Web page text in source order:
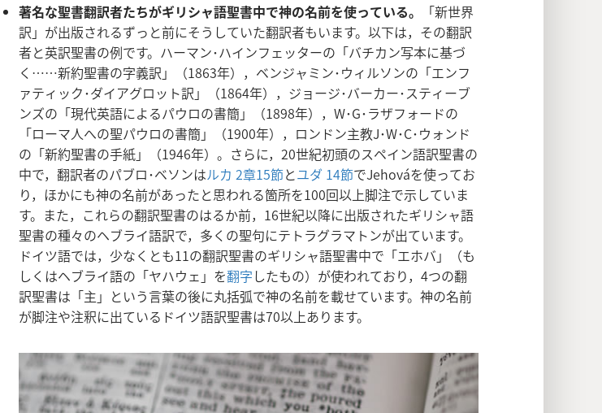
著名な聖書翻訳者たちがギリシャ語聖書中で神の名前を使っている。
「新世界
訳」が出版されるずっと前にそうしていた翻訳者もいます。以下は，その翻訳
者と英訳聖書の例です。ハーマン･ハインフェッターの「バチカン写本に基づ
く……新約聖書の字義訳」（1863年），ベンジャミン･ウィルソンの「エンフ
ァティック･ダイアグロット訳」（1864年），ジョージ･バーカー･スティーブ
ンズの「現代英語によるパウロの書簡」（1898年），W･G･ラザフォードの
「ローマ人への聖パウロの書簡」（1900年），ロンドン主教J･W･C･ウォンド
の「新約聖書の手紙」（1946年）。さらに，20世紀初頭のスペイン語訳聖書の
中で，翻訳者のパブロ･ベソンはルカ 2章15節とユダ 14節でJehováを使ってお
り，ほかにも神の名前があったと思われる箇所を100回以上脚注で示していま
す。また，これらの翻訳聖書のはるか前，16世紀以降に出版されたギリシャ語
聖書の種々のヘブライ語訳で，多くの聖句にテトラグラマトンが出ています。
ドイツ語では，少なくとも11の翻訳聖書のギリシャ語聖書中で「エホバ」（も
しくはヘブライ語の「ヤハウェ」を翻字したもの）が使われており，4つの翻
訳聖書は「主」という言葉の後に丸括弧で神の名前を載せています。神の名前
が脚注や注釈に出ているドイツ語訳聖書は70以上あります。